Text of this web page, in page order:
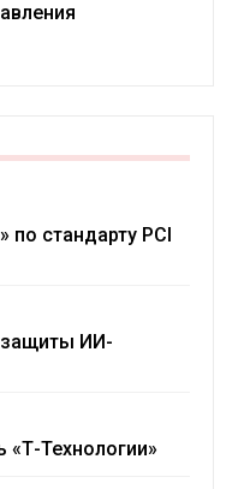
стандарту PCI
защиты ИИ-
Технологии»